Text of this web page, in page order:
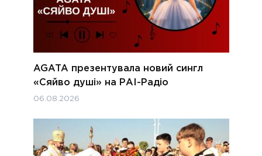
AGATA презентувала новий сингл
«Сяйво душі» на РАІ-Радіо
06.08.2026